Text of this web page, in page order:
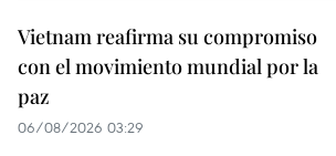
Vietnam reafirma su compromiso
con el movimiento mundial por la
paz
06/08/2026 03:29